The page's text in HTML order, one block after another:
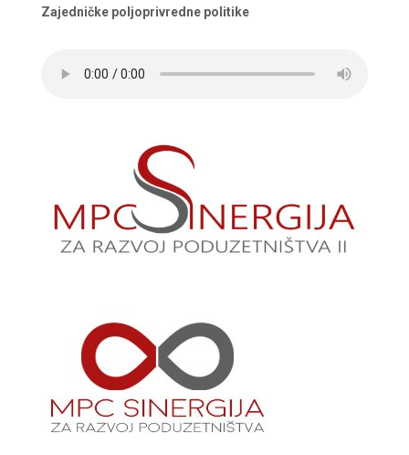
Zajedničke poljoprivredne politike